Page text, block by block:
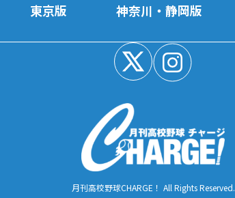
東京版 神奈川・静岡版
月刊高校野球CHARGE！ All Rights Reserved.